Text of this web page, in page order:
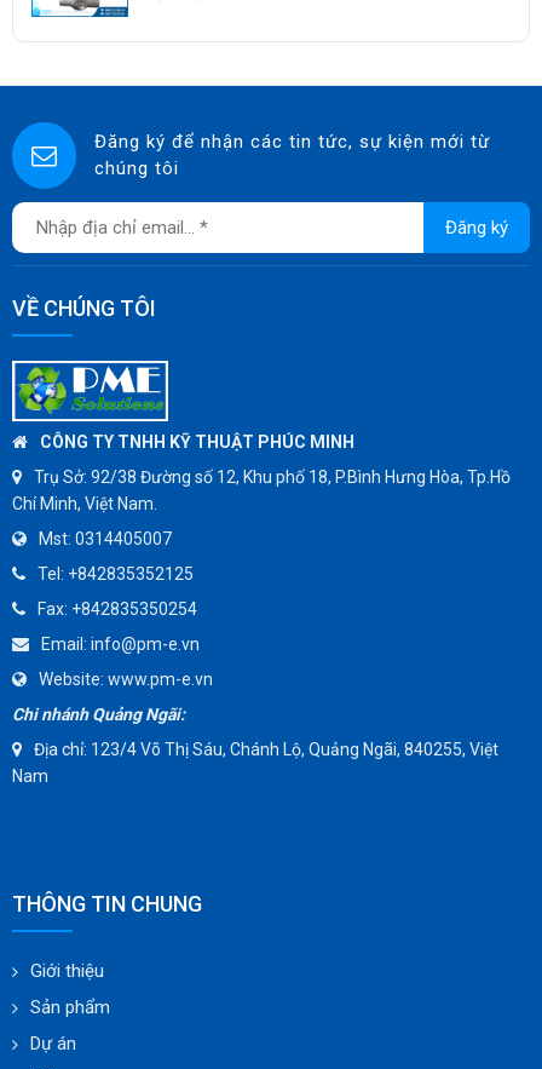
KUNKLE
SINGAFLEX
DKM
JOKWANG
HAWKS
ZETKAMA
BZE
DYNO
WEFLO
SENSUS
TOMOE
SUNPASS
AMMETE
Đăng ký để nhận các tin tức, sự kiện mới từ
chúng tôi
Đăng ký
VỀ CHÚNG TÔI
CÔNG TY TNHH KỸ THUẬT PHÚC MINH
Trụ Sở: 92/38 Đường số 12, Khu phố 18, P.Bình Hưng Hòa, Tp.Hồ
Chí Minh, Việt Nam.
Mst: 0314405007
Tel: +842835352125
Fax: +842835350254
Email: info@pm-e.vn
Website: www.pm-e.vn
Chi nhánh Quảng Ngãi:
Địa chỉ: 123/4 Võ Thị Sáu, Chánh Lộ, Quảng Ngãi, 840255, Việt
Nam
THÔNG TIN CHUNG
Giới thiệu
Sản phẩm
Dự án